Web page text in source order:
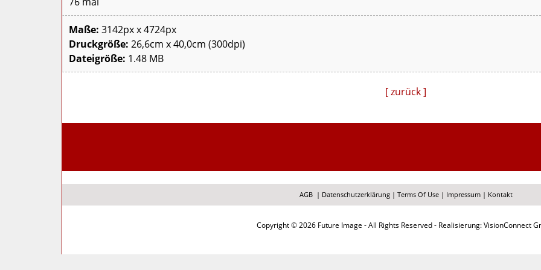
Maße: 3142px x 4724px
Druckgröße: 26,6cm x 40,0cm (300dpi)
Dateigröße: 1.48 MB
[ zurück ]
AGB | Datenschutzerklärung| Terms Of Use| Impressum| Kontakt
Copyright © 2026 Future Image - All Rights Reserved - Realisierung: VisionConnect